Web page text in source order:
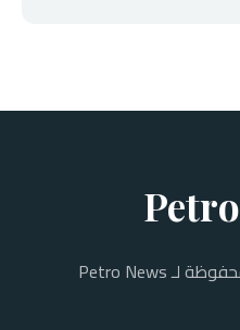
Petro